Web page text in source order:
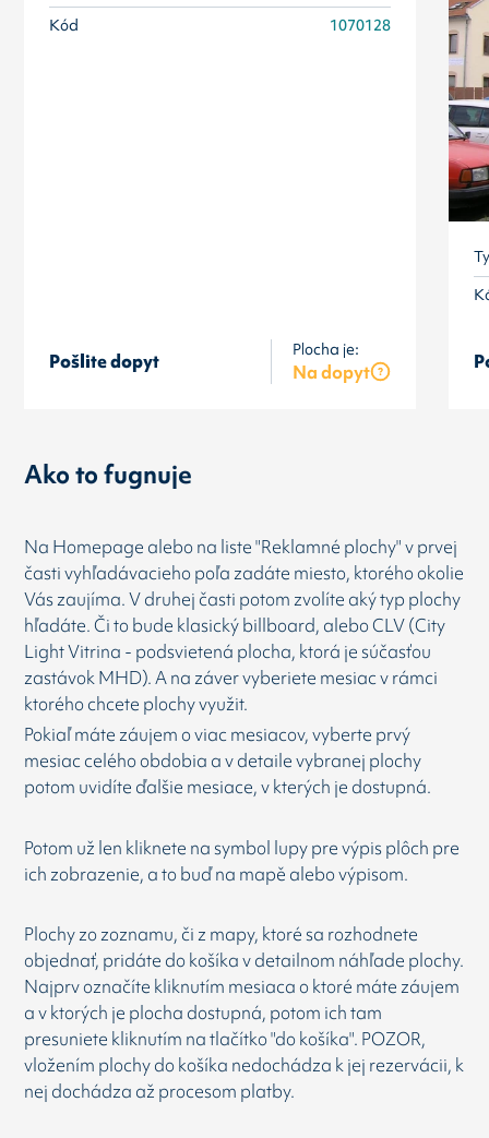
Kód 1070128
Pošlite dopyt
Plocha je:
Na dopyt
Ako to fugnuje
Na Homepage alebo na liste "Reklamné plochy" v prvej
časti vyhľadávacieho poľa zadáte miesto, ktorého okolie
Vás zaujíma. V druhej časti potom zvolíte aký typ plochy
hľadáte. Či to bude klasický billboard, alebo CLV (City
Light Vitrina - podsvietená plocha, ktorá je súčasťou
zastávok MHD). A na záver vyberiete mesiac v rámci
ktorého chcete plochy využit.
Pokiaľ máte záujem o viac mesiacov, vyberte prvý
mesiac celého obdobia a v detaile vybranej plochy
potom uvidíte ďalšie mesiace, v kterých je dostupná.
Potom už len kliknete na symbol lupy pre výpis plôch pre
ich zobrazenie, a to buď na mapě alebo výpisom.
Plochy zo zoznamu, či z mapy, ktoré sa rozhodnete
objednať, pridáte do košíka v detailnom náhľade plochy.
Najprv označíte kliknutím mesiaca o ktoré máte záujem
a v ktorých je plocha dostupná, potom ich tam
presuniete kliknutím na tlačítko "do košíka". POZOR,
vložením plochy do košíka nedochádza k jej rezervácii, k
nej dochádza až procesom platby.